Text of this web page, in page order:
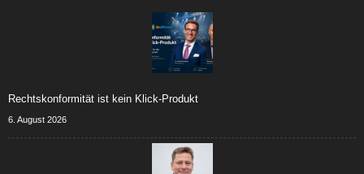
Rechtskonformität ist kein Klick-Produkt
6. August 2026